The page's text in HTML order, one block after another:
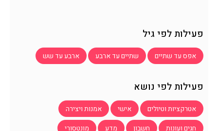
פעילות לפי גיל
אפס עד שתיים שתיים עד ארבע ארבע עד שש
פעילות לפי נושא
אטרקציות וטיולים אישי
אמנות ויצירה
חגים ועונות
חשבון מדע
מונטסורי